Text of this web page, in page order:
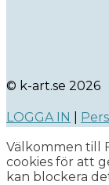
© k-art.se 2026
LOGGA IN
Välkommen till
cookies för att
kan blockera